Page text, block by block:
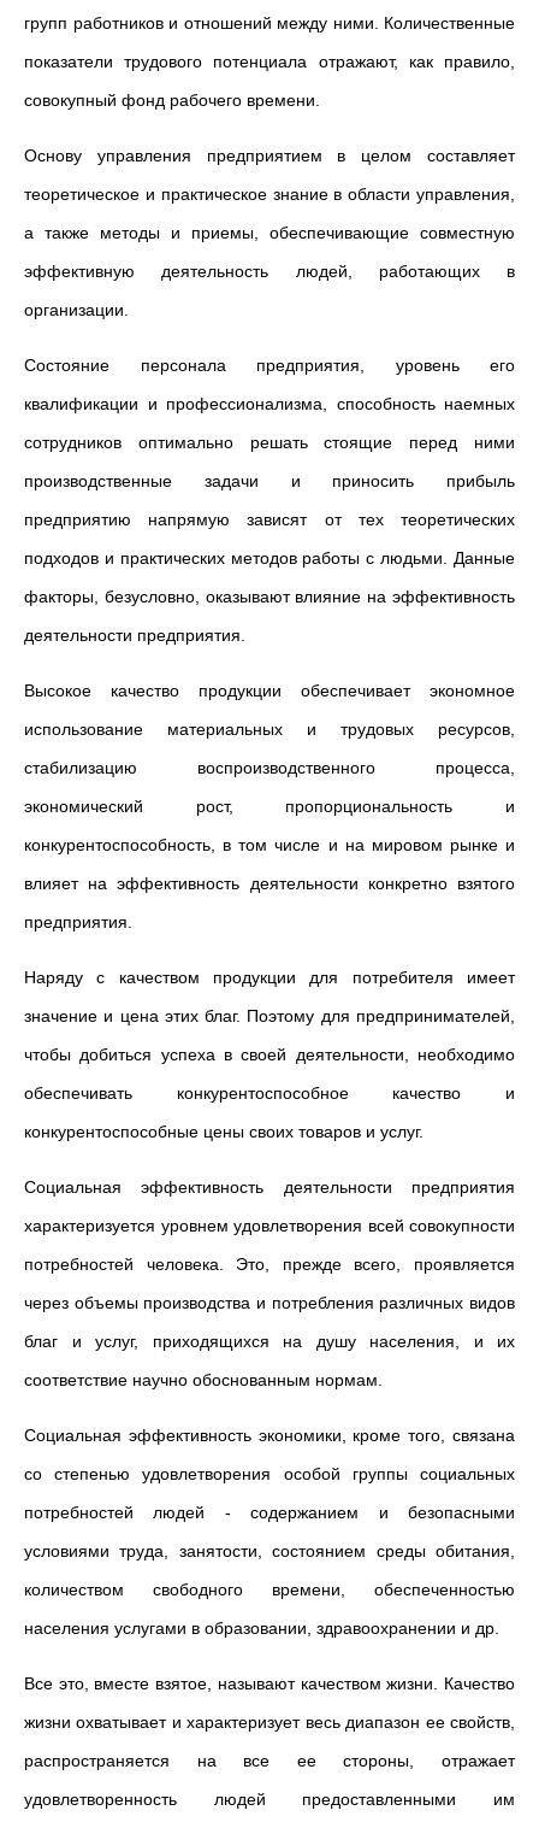
групп работников и отношений между ними. Количественные
показатели трудового потенциала отражают, как правило,
совокупный фонд рабочего времени.
Основу управления предприятием в целом составляет
теоретическое и практическое знание в области управления,
а также методы и приемы, обеспечивающие совместную
эффективную деятельность людей, работающих в
организации.
Состояние персонала предприятия, уровень его
квалификации и профессионализма, способность наемных
сотрудников оптимально решать стоящие перед ними
производственные задачи и приносить прибыль
предприятию напрямую зависят от тех теоретических
подходов и практических методов работы с людьми. Данные
факторы, безусловно, оказывают влияние на эффективность
деятельности предприятия.
Высокое качество продукции обеспечивает экономное
использование материальных и трудовых ресурсов,
стабилизацию воспроизводственного процесса,
экономический рост, пропорциональность и
конкурентоспособность, в том числе и на мировом рынке и
влияет на эффективность деятельности конкретно взятого
предприятия.
Наряду с качеством продукции для потребителя имеет
значение и цена этих благ. Поэтому для предпринимателей,
чтобы добиться успеха в своей деятельности, необходимо
обеспечивать конкурентоспособное качество и
конкурентоспособные цены своих товаров и услуг.
Социальная эффективность деятельности предприятия
характеризуется уровнем удовлетворения всей совокупности
потребностей человека. Это, прежде всего, проявляется
через объемы производства и потребления различных видов
благ и услуг, приходящихся на душу населения, и их
соответствие научно обоснованным нормам.
Социальная эффективность экономики, кроме того, связана
со степенью удовлетворения особой группы социальных
потребностей людей - содержанием и безопасными
условиями труда, занятости, состоянием среды обитания,
количеством свободного времени, обеспеченностью
населения услугами в образовании, здравоохранении и др.
Все это, вместе взятое, называют качеством жизни. Качество
жизни охватывает и характеризует весь диапазон ее свойств,
распространяется на все ее стороны, отражает
удовлетворенность людей предоставленными им